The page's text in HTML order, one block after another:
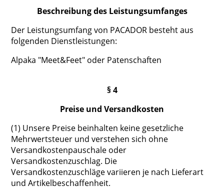
Beschreibung des Leistungsumfanges
Der Leistungsumfang von PACADOR besteht aus
folgenden Dienstleistungen:
Alpaka "Meet&Feet" oder Patenschaften
§ 4
Preise und Versandkosten
(1) Unsere Preise beinhalten keine gesetzliche
Mehrwertsteuer und verstehen sich ohne
Versandkostenpauschale oder
Versandkostenzuschlag. Die
Versandkostenzuschläge variieren je nach Lieferart
und Artikelbeschaffenheit.